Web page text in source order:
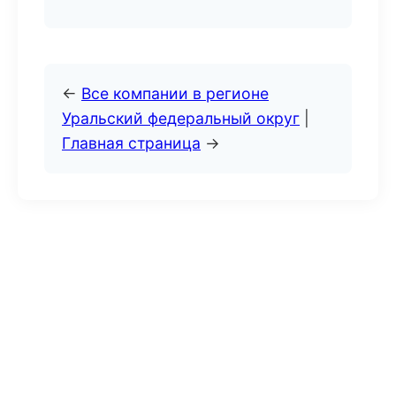
← Все компании в регионе
Уральский федеральный округ
Главная страница →